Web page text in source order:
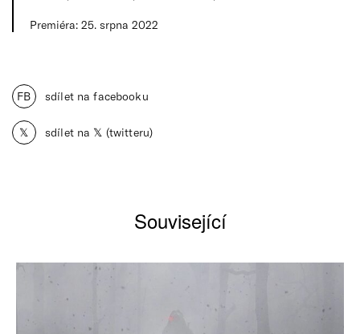
Premiéra: 25. srpna 2022
FB sdílet na facebooku
𝕏 sdílet na 𝕏 (twitteru)
Související